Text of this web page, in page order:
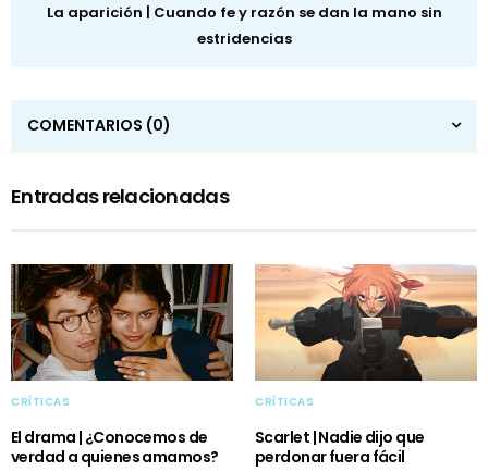
La aparición | Cuando fe y razón se dan la mano sin
estridencias
COMENTARIOS (0)
Entradas relacionadas
CRÍTICAS
El drama | ¿Conocemos de
verdad a quienes amamos?
CRÍTICAS
Scarlet | Nadie dijo que
perdonar fuera fácil